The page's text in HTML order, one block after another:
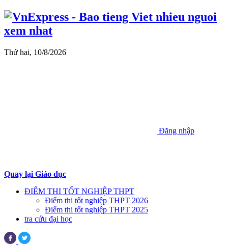
Thứ hai, 10/8/2026
Đăng nhập
Quay lại Giáo dục
ĐIỂM THI TỐT NGHIỆP THPT
Điểm thi tốt nghiệp THPT 2026
Điểm thi tốt nghiệp THPT 2025
tra cứu đại học